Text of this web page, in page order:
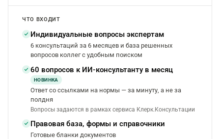
ЧТО ВХОДИТ
Индивидуальные вопросы экспертам
6 консультаций за 6 месяцев и база решенных
вопросов коллег с удобным поиском
60 вопросов к ИИ-консультанту в месяц
НОВИНКА
Ответ со ссылками на нормы — за минуту, а не за
полдня
Вопросы задаются в рамках сервиса Клерк.Консультации
Правовая база, формы и справочники
Готовые бланки документов